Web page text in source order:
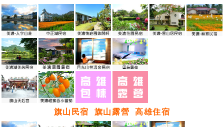
旗山民宿 旗山露營 高雄住宿